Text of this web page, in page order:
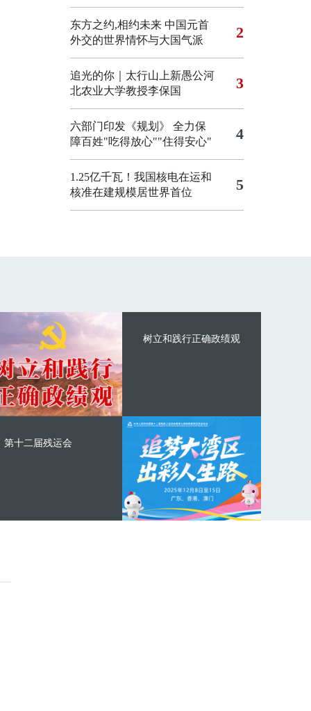
东方之约,相约未来 中国元首
外交的世界情怀与大国气派
2
追光的你｜太行山上新愚公河
北农业大学教授李保国
3
六部门印发《规划》 全力保
障百姓"吃得放心""住得安心"
4
1.25亿千瓦！我国核电在运和
核准在建规模居世界首位
5
树立和践行正确政绩观
第十二届残运会